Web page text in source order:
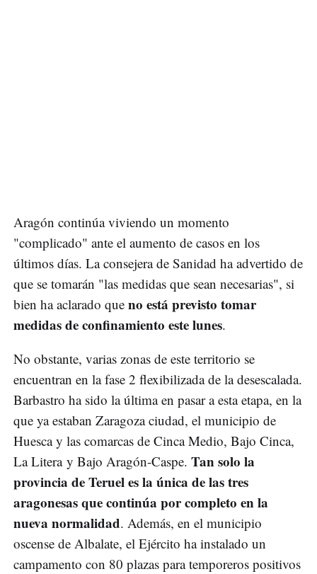
Aragón continúa viviendo un momento
"complicado" ante el aumento de casos en los
últimos días. La consejera de Sanidad ha advertido de
que se tomarán "las medidas que sean necesarias", si
bien ha aclarado que no está previsto tomar
medidas de confinamiento este lunes.
No obstante, varias zonas de este territorio se
encuentran en la fase 2 flexibilizada de la desescalada.
Barbastro ha sido la última en pasar a esta etapa, en la
que ya estaban Zaragoza ciudad, el municipio de
Huesca y las comarcas de Cinca Medio, Bajo Cinca,
La Litera y Bajo Aragón-Caspe. Tan solo la
provincia de Teruel es la única de las tres
aragonesas que continúa por completo en la
nueva normalidad. Además, en el municipio
oscense de Albalate, el Ejército ha instalado un
campamento con 80 plazas para temporeros positivos